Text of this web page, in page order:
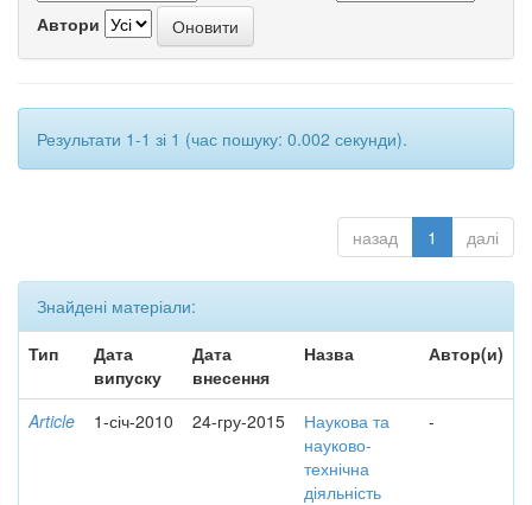
Автори
Результати 1-1 зі 1 (час пошуку: 0.002 секунди).
назад 1 далі
Знайдені матеріали:
Тип
Дата
випуску
Дата
внесення
Назва Автор(и)
Article 1-січ-2010 24-гру-2015
Наукова та
науково-
технічна
діяльність
-